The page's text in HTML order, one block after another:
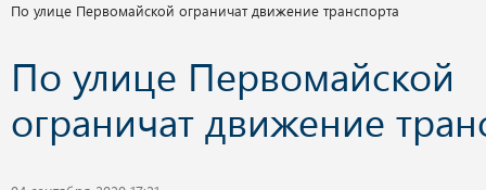
По улице Первомайской ограничат движение транспорта
По улице Первомайской
ограничат движение